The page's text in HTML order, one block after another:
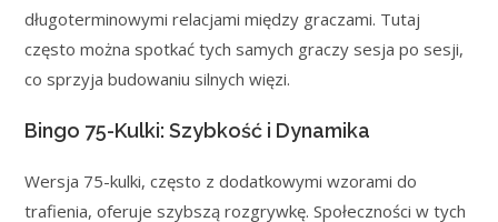
długoterminowymi relacjami między graczami. Tutaj
często można spotkać tych samych graczy sesja po sesji,
co sprzyja budowaniu silnych więzi.
Bingo 75-Kulki: Szybkość i Dynamika
Wersja 75-kulki, często z dodatkowymi wzorami do
trafienia, oferuje szybszą rozgrywkę. Społeczności w tych